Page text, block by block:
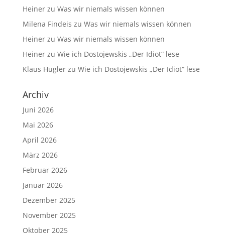
Heinerzu Was wir niemals wissen können
Milena Findeis zu Was wir niemals wissen können
Heinerzu Was wir niemals wissen können
Heinerzu Wie ich Dostojewskis „Der Idiot“ lese
Klaus Huglerzu Wie ich Dostojewskis „Der Idiot“ lese
Archiv
Juni 2026
Mai 2026
April 2026
März 2026
Februar 2026
Januar 2026
Dezember 2025
November 2025
Oktober 2025